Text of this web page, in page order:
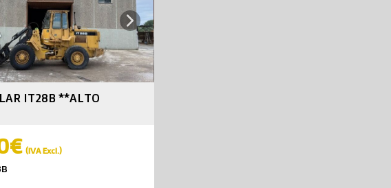
Next
IT28B **ALTO
(IVA Excl.)